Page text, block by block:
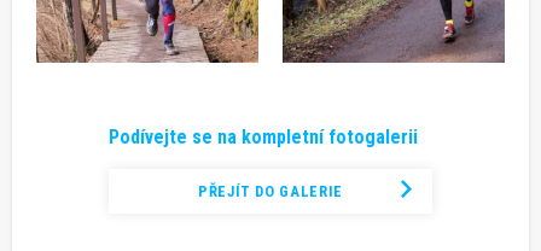
Podívejte se na kompletní fotogalerii
PŘEJÍT DO GALERIE